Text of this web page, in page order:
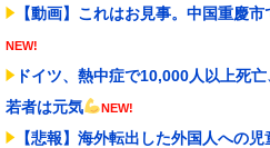
【動画】これはお見事。中国重慶
NEW!
ドイツ、熱中症で10,000人以上死
若者は元気
NEW!
【悲報】海外転出した外国人への